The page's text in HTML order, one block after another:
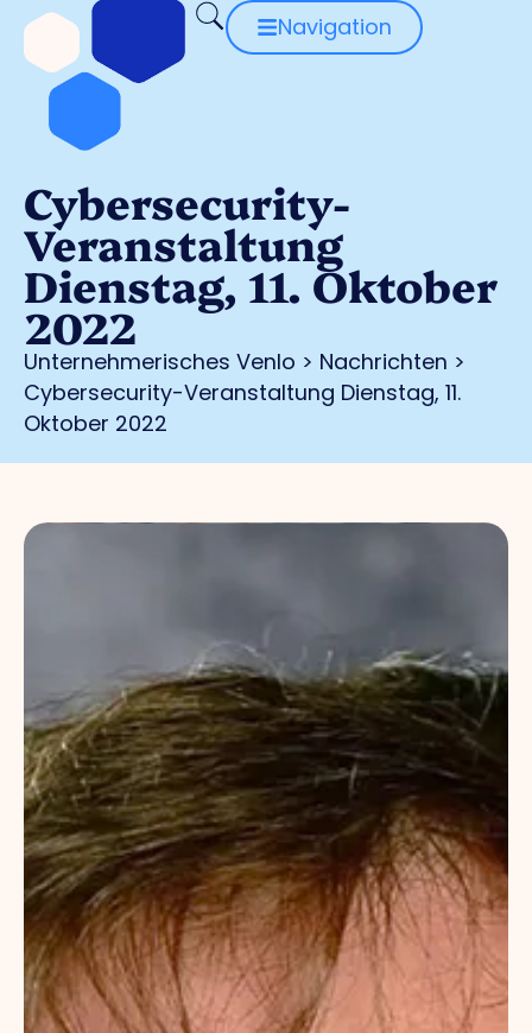
Navigation
Cybersecurity-
Veranstaltung
Dienstag, 11. Oktober
2022
Unternehmerisches Venlo > Nachrichten >
Cybersecurity-Veranstaltung Dienstag, 11.
Oktober 2022